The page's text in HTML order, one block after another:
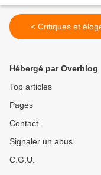
< Critiques et
Hébergé par Overblog
Top articles
Pages
Contact
Signaler un abus
C.G.U.